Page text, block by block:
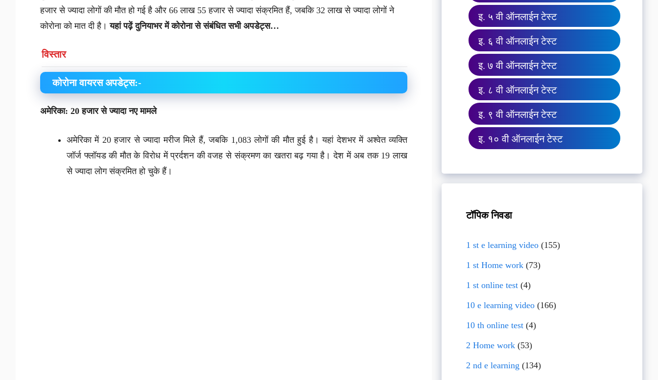
हजार से ज्यादा लोगों की मौत हो गई है और 66 लाख 55 हजार से ज्यादा संक्रमित हैं, जबकि 32 लाख से ज्यादा लोगों ने
कोरोना को मात दी है।यहां पढ़ें दुनियाभर में कोरोना से संबंधित सभी अपडेट्स…
विस्तार
कोरोना वायरस अपडेट्स:-
अमेरिका: 20 हजार से ज्यादा नए मामले
अमेरिका में 20 हजार से ज्यादा मरीज मिले हैं, जबकि 1,083 लोगों की मौत हुई है। यहां देशभर में अश्वेत व्यक्ति
जॉर्ज फ्लॉयड की मौत के विरोध में प्रर्दशन की वजह से संक्रमण का खतरा बढ़ गया है। देश में अब तक 19 लाख
से ज्यादा लोग संक्रमित हो चुके हैं।
इ. ५ वी ऑनलाईन टेस्ट
इ. ६ वी ऑनलाईन टेस्ट
इ. ७ वी ऑनलाईन टेस्ट
इ. ८ वी ऑनलाईन टेस्ट
इ. ९ वी ऑनलाईन टेस्ट
इ. १० वी ऑनलाईन टेस्ट
टॉपिक निवडा
1 st e learning video (155)
1 st Home work (73)
1 st online test (4)
10 e learning video (166)
10 th online test (4)
2 Home work (53)
2 nd e learning (134)